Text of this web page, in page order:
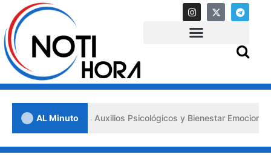
AL Minuto
«Primeros Auxilios Psicológicos y Bienestar Emocional» ante